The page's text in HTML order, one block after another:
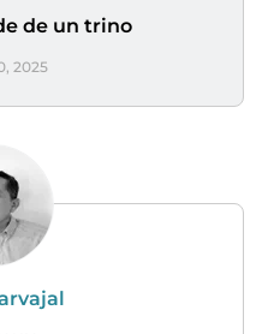
de un trino
2025